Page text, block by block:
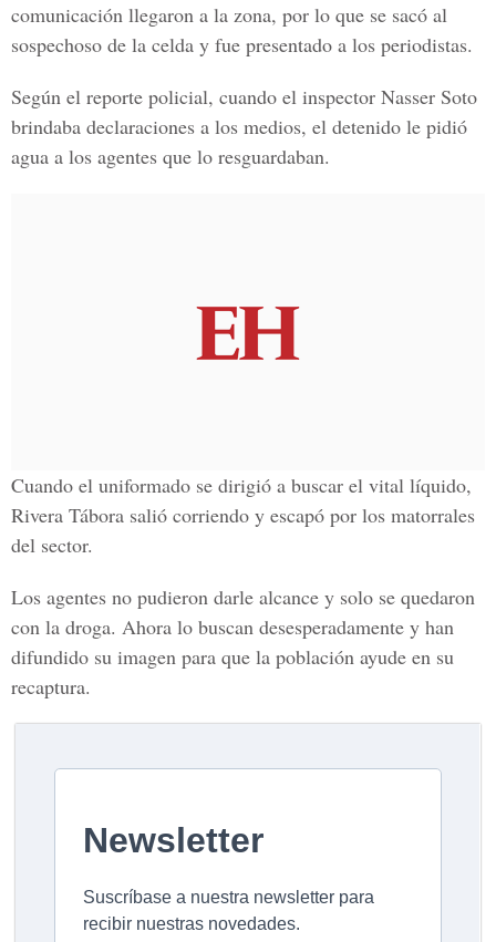
comunicación llegaron a la zona, por lo que se sacó al
sospechoso de la celda y fue presentado a los periodistas.
Según el reporte policial, cuando el inspector Nasser Soto
brindaba declaraciones a los medios, el detenido le pidió
agua a los agentes que lo resguardaban.
Cuando el uniformado se dirigió a buscar el vital líquido,
Rivera Tábora salió corriendo y escapó por los matorrales
del sector.
Los agentes no pudieron darle alcance y solo se quedaron
con la droga. Ahora lo buscan desesperadamente y han
difundido su imagen para que la población ayude en su
recaptura.